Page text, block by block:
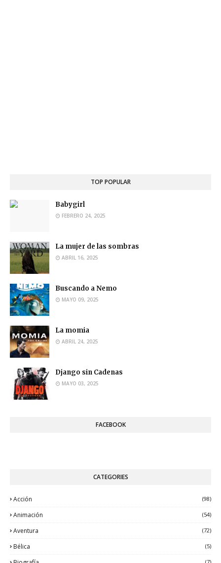
TOP POPULAR
Babygirl
FEBRERO 24, 2025
La mujer de las sombras
ABRIL 16, 2025
Buscando a Nemo
MAYO 09, 2025
La momia
ABRIL 24, 2025
Django sin Cadenas
MAYO 03, 2025
FACEBOOK
CATEGORIES
Acción (98)
Animación (54)
Aventura (72)
Bélica (5)